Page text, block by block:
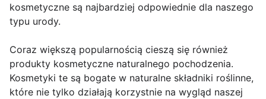
kosmetyczne są najbardziej odpowiednie dla naszego
typu urody.
Coraz większą popularnością cieszą się również
produkty kosmetyczne naturalnego pochodzenia.
Kosmetyki te są bogate w naturalne składniki roślinne,
które nie tylko działają korzystnie na wygląd naszej